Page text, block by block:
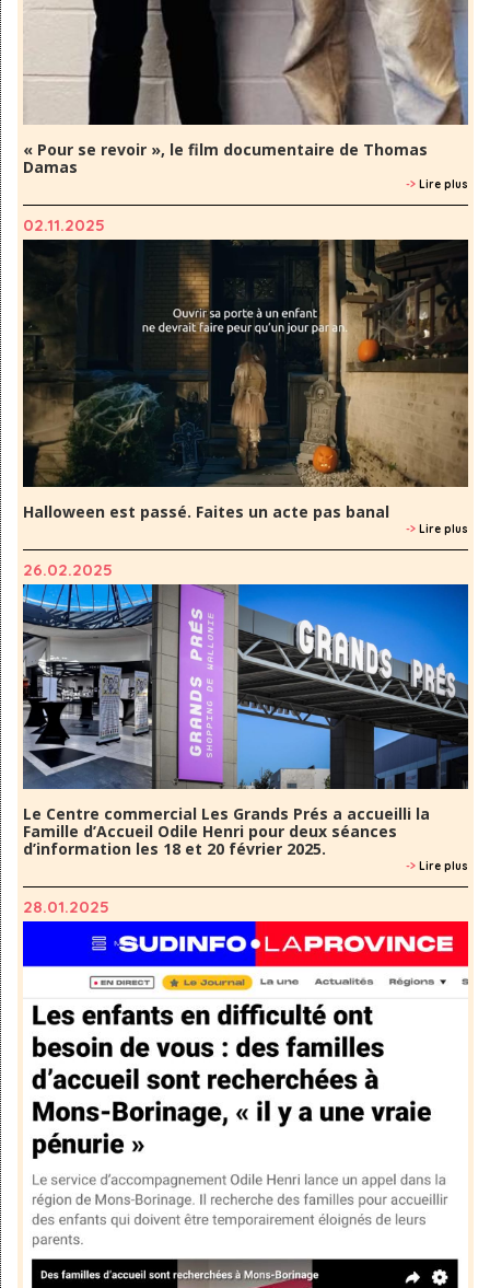
« Pour se revoir », le film documentaire de Thomas
Damas
-> Lire plus
02.11.2025
Halloween est passé. Faites un acte pas banal
-> Lire plus
26.02.2025
Le Centre commercial Les Grands Prés a accueilli la
Famille d’Accueil Odile Henri pour deux séances
d’information les 18 et 20 février 2025.
-> Lire plus
28.01.2025